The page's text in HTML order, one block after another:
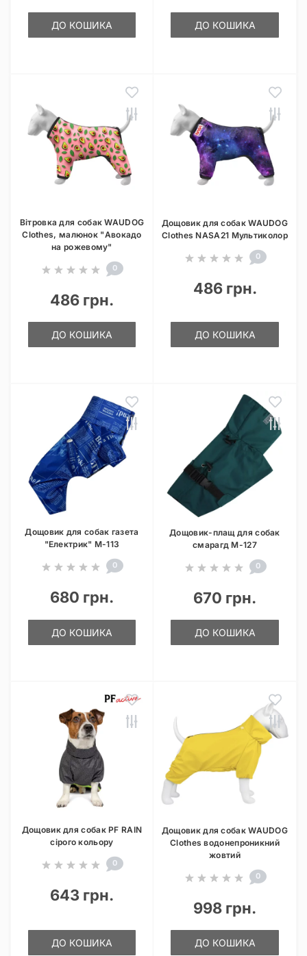
ДО КОШИКА ДО КОШИКА
Вітровка для собак WAUDOG
Clothes, малюнок "Авокадо
на рожевому"
0
486 грн.
ДО КОШИКА
Дощовик для собак WAUDOG
Clothes NASA21 Мультиколор
0
486 грн.
ДО КОШИКА
Дощовик для собак газета
"Електрик" M-113
0
680 грн.
ДО КОШИКА
Дощовик-плащ для собак
смарагд M-127
0
670 грн.
ДО КОШИКА
Дощовик для собак PF RAIN
сірого кольору
0
643 грн.
ДО КОШИКА
Дощовик для собак WAUDOG
Clothes водонепроникний
жовтий
0
998 грн.
ДО КОШИКА